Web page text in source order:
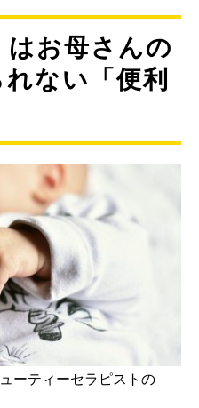
はお母さんの
ない「便利
ーティーセラピストの